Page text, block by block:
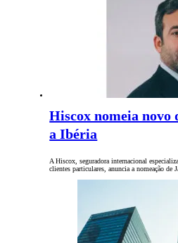
Hiscox nomeia
a Ibéria
A Hiscox, seguradora internacional
clientes particulares, anuncia a nomeação